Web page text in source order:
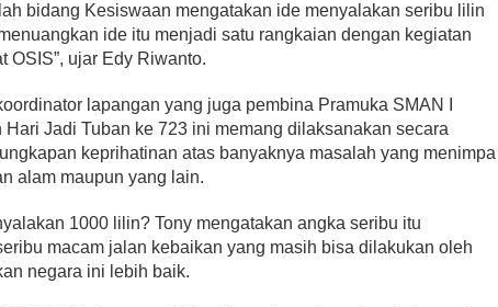
bidang Kesiswaan mengatakan ide menyalakan seribu lilin
ide itu menjadi satu rangkaian dengan kegiatan
OSIS”, ujar Edy Riwanto.
lapangan yang juga pembina Pramuka SMAN I
Jadi Tuban ke 723 ini memang dilaksanakan secara
keprihatinan atas banyaknya masalah yang menimpa
alam maupun yang lain.
1000 lilin? Tony mengatakan angka seribu itu
macam jalan kebaikan yang masih bisa dilakukan oleh
negara ini lebih baik.